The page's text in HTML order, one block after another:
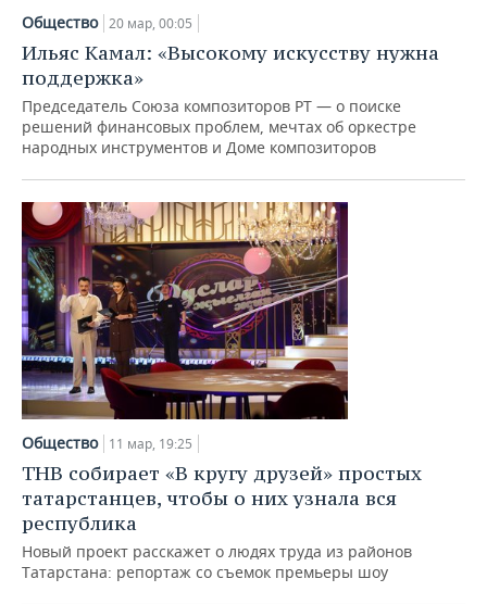
Общество 20 мар, 00:05
Ильяс Камал: «Высокому искусству нужна
поддержка»
Председатель Союза композиторов РТ — о поиске
решений финансовых проблем, мечтах об оркестре
народных инструментов и Доме композиторов
Общество 11 мар, 19:25
ТНВ собирает «В кругу друзей» простых
татарстанцев, чтобы о них узнала вся
республика
Новый проект расскажет о людях труда из районов
Татарстана: репортаж со съемок премьеры шоу